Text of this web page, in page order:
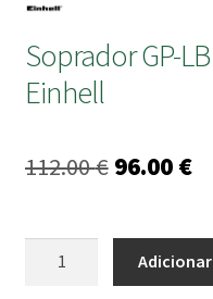
Soprador GP-
Einhell
112.00€ O
original
era:
96.00 €O
é:
Adicionar